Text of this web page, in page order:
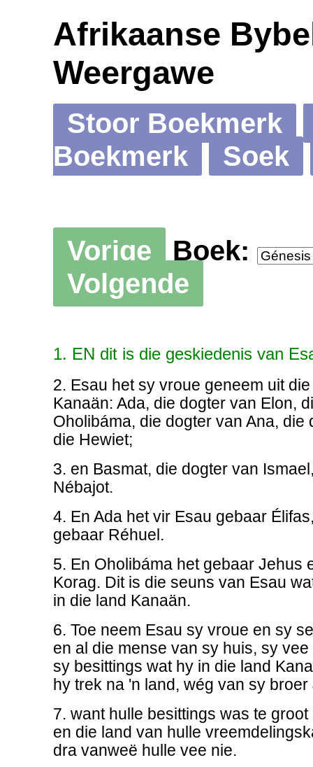
Afrikaanse
Weergawe
Stoor Boekmerk
Boekmerk
Soek
Vorige
Boek:
Volgende
1. EN dit is die geskiedenis van
2. Esau het sy vroue geneem uit
Kanaän: Ada, die dogter van Elon,
Oholibáma, die dogter van Ana, die
die Hewiet;
3. en Basmat, die dogter van
Nébajot.
4. En Ada het vir Esau gebaar
gebaar Réhuel.
5. En Oholibáma het gebaar Jehus
Korag. Dit is die seuns van Esau
in die land Kanaän.
6. Toe neem Esau sy vroue en sy
en al die mense van sy huis, sy
sy besittings wat hy in die land
hy trek na 'n land, wég van sy broer
7. want hulle besittings was te
en die land van hulle
dra vanweë hulle vee nie.